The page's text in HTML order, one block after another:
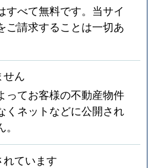
すべて無料です。当サイ
ご請求することは一切あ
せん
ってお客様の不動産物件
くネットなどに公開され
ています